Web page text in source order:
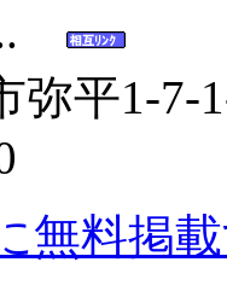
弥平1-7-
無料掲